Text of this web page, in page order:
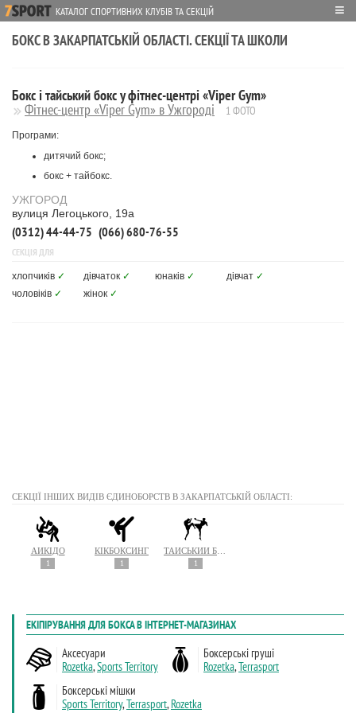
КАТАЛОГ СПОРТИВНИХ КЛУБІВ ТА СЕКЦІЙ ≡
БОКС В ЗАКАРПАТСЬКІЙ ОБЛАСТІ. СЕКЦІЇ ТА ШКОЛИ
Бокс і тайський бокс у фітнес-центрі «Viper Gym»
Фітнес-центр «Viper Gym» в Ужгороді 1 ФОТО
Програми:
дитячий бокс;
бокс + тайбокс.
УЖГОРОД
вулиця Легоцького, 19а
(0312) 44-44-75 (066) 680-76-55
СЕКЦІЯ ДЛЯ
хлопчиків ✓ дівчаток ✓ юнаків ✓ дівчат ✓
чоловіків ✓ жінок ✓
СЕКЦІЇ ІНШИХ ВИДІВ ЄДИНОБОРСТВ В ЗАКАРПАТСЬКІЙ ОБЛАСТІ:
АЙКІДО
1
КІКБОКСИНГ
1 1